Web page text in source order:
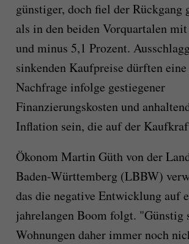
günstiger, doch fiel der Rückgang
als in den beiden Vorquartalen
und minus 5,1 Prozent.
sinkenden Kaufpreise dürften
Nachfrage infolge gestiegener
Finanzierungskosten und
Inflation sein, die auf der
Ökonom Martin Güth von der
Baden-Württemberg (LBBW)
das die negative Entwicklung auf
jahrelangen Boom folgt. "Günstig
Wohnungen daher immer noch